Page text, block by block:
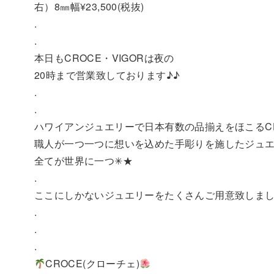
右）8㎜幅¥23,500(税抜)
.
.
本日もCROCE・VIGORは夜の
20時まで営業致しております♪♪
.
.
ハワイアンジュエリーで日本有数の品揃えをほこる
職人が一つ一つに想いを込めた手彫りを施したジュ
全てが世界に一つ✳︎★
.
ここにしかないジュエリーをたくさんご用意致しまし
.
.
.
CROCE(クローチェ)